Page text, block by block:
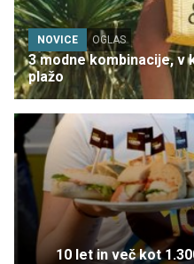
NOVICE OGLAS
3 modne kombinacije,
plažo
10 let in več kot